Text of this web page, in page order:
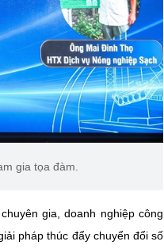
gia tọa đàm.
gia, doanh nghiệp công
pháp thúc đẩy chuyển đổi số